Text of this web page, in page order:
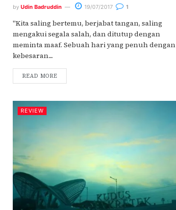
by Udin Badruddin 19/07/2017 1
"Kita saling bertemu, berjabat tangan, saling
mengakui segala salah, dan ditutup dengan
meminta maaf. Sebuah hari yang penuh dengan
kebesaran....
READ MORE
REVIEW